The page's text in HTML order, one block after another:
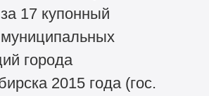
17 купонный
города
2015 года (гос.